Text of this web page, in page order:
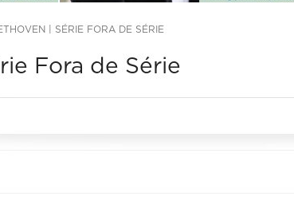
| SÉRIE FORA DE SÉRIE
Fora de Série